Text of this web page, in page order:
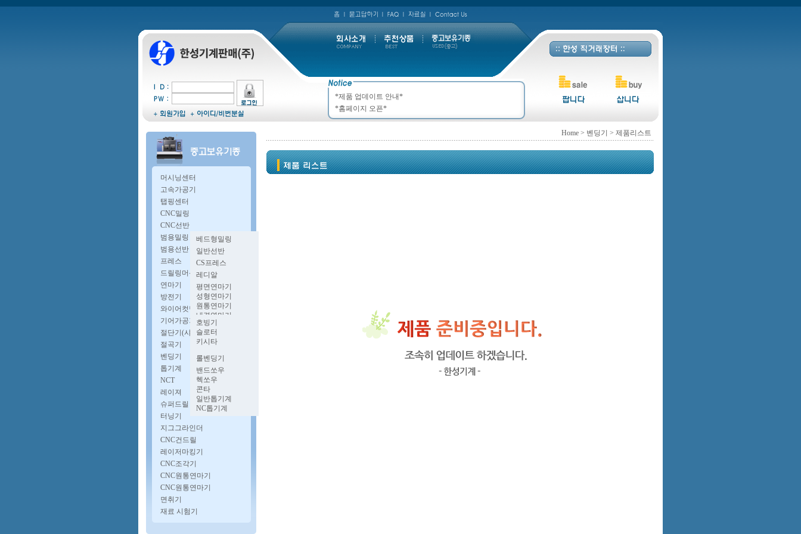
*제품 업데이트 안내*
*홈페이지 오픈*
베드형밀링
복합밀링
A타입밀링
멍텅구리밀링
양두밀링
호리젠탈밀링
일반선반
오방구선반
벤치레스
프로콘
단능반
CS프레스
파워프레스
유압프레스
다이스포팅기
너클프레스
펨프레스
고속프레스
레디알
업라이트
자동탭핑기
보루방
CNC다축드릴
자동드릴기
평면연마기
성형연마기
원통연마기
내경연마기
로타리연마기
공구연마기
CNC원통연마기
CNC내경연마기
호빙기
슬로터
키시타
롤벤딩기
파이프벤딩기
밴드쏘우
헥쏘우
콘타
일반톱기계
NC톱기계
머시닝센터
고속가공기
탭핑센터
CNC밀링
CNC선반
범용밀링
범용선반
프레스
드릴링머신
연마기
방전기
와이어컷팅기
기어가공기
절단기(샤링기)
절곡기
벤딩기
톱기계
NCT
레이져
슈퍼드릴
터닝기
지그그라인더
CNC건드릴
레이저마킹기
CNC조각기
CNC원통연마기
CNC원통연마기
면취기
재료 시험기
Home > 벤딩기 > 제품리스트